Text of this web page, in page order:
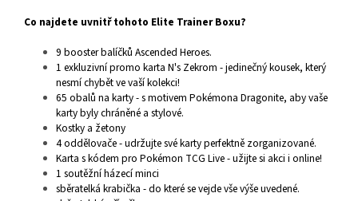
Co najdete uvnitř tohoto Elite Trainer Boxu?
9 booster balíčků Ascended Heroes.
1 exkluzivní promo karta N's Zekrom - jedinečný kousek, který
nesmí chybět ve vaší kolekci!
65 obalů na karty - s motivem Pokémona Dragonite, aby vaše
karty byly chráněné a stylové.
Kostky a žetony
4 oddělovače - udržujte své karty perfektně zorganizované.
Karta s kódem pro Pokémon TCG Live - užijte si akci i online!
1 soutěžní házecí minci
sběratelká krabička - do které se vejde vše výše uvedené.